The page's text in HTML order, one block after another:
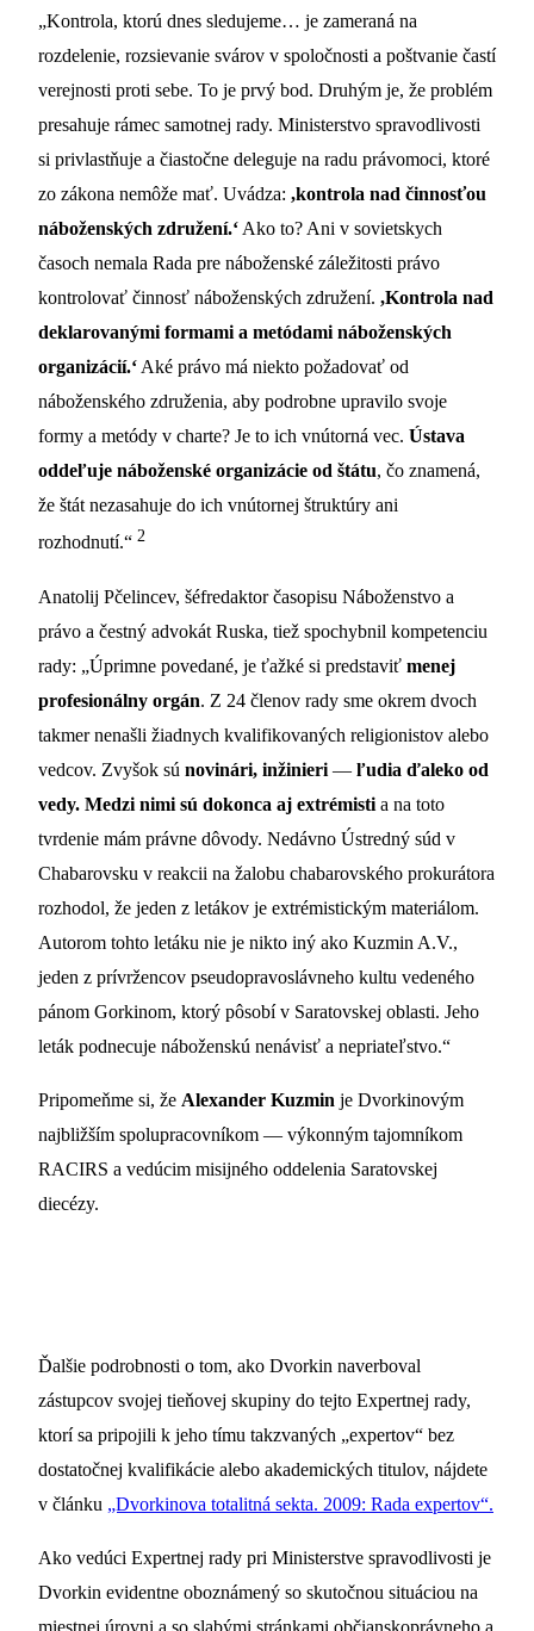
„Kontrola, ktorú dnes sledujeme… je zameraná na
rozdelenie, rozsievanie svárov v spoločnosti a poštvanie častí
verejnosti proti sebe. To je prvý bod. Druhým je, že problém
presahuje rámec samotnej rady. Ministerstvo spravodlivosti
si privlastňuje a čiastočne deleguje na radu právomoci, ktoré
zo zákona nemôže mať. Uvádza: ,kontrola nad činnosťou
náboženských združení.‘Ako to? Ani v sovietskych
časoch nemala Rada pre náboženské záležitosti právo
kontrolovať činnosť náboženských združení. ,Kontrola nad
deklarovanými formami a metódami náboženských
organizácií.‘Aké právo má niekto požadovať od
náboženského združenia, aby podrobne upravilo svoje
formy a metódy v charte? Je to ich vnútorná vec. Ústava
oddeľuje náboženské organizácie od štátu, čo znamená,
že štát nezasahuje do ich vnútornej štruktúry ani
rozhodnutí.“ 2
Anatolij Pčelincev, šéfredaktor časopisu Náboženstvo a
právo a čestný advokát Ruska, tiež spochybnil kompetenciu
rady: „Úprimne povedané, je ťažké si predstaviť menej
profesionálny orgán. Z 24 členov rady sme okrem dvoch
takmer nenašli žiadnych kvalifikovaných religionistov alebo
vedcov. Zvyšok sú novinári, inžinieri— ľudia ďaleko od
vedy. Medzi nimi sú dokonca aj extrémistia na toto
tvrdenie mám právne dôvody. Nedávno Ústredný súd v
Chabarovsku v reakcii na žalobu chabarovského prokurátora
rozhodol, že jeden z letákov je extrémistickým materiálom.
Autorom tohto letáku nie je nikto iný ako Kuzmin A.V.,
jeden z prívržencov pseudopravoslávneho kultu vedeného
pánom Gorkinom, ktorý pôsobí v Saratovskej oblasti. Jeho
leták podnecuje náboženskú nenávisť a nepriateľstvo.“
Pripomeňme si, že Alexander Kuzmin je Dvorkinovým
najbližším spolupracovníkom — výkonným tajomníkom
RACIRS a vedúcim misijného oddelenia Saratovskej
diecézy.
Ďalšie podrobnosti o tom, ako Dvorkin naverboval
zástupcov svojej tieňovej skupiny do tejto Expertnej rady,
ktorí sa pripojili k jeho tímu takzvaných „expertov“ bez
dostatočnej kvalifikácie alebo akademických titulov, nájdete
v článku „Dvorkinova totalitná sekta. 2009: Rada expertov“.
Ako vedúci Expertnej rady pri Ministerstve spravodlivosti je
Dvorkin evidentne oboznámený so skutočnou situáciou na